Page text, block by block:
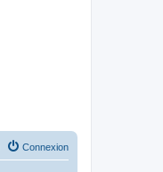
Connexion